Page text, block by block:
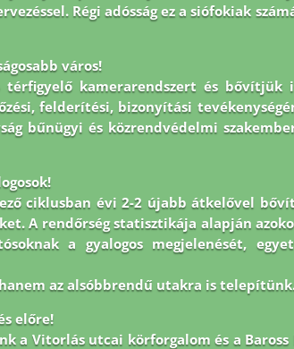
Régi adósság ez a siófokiak
város!
térfigyelő kamerarendszert és bővítjük
felderítési, bizonyítási
bűnügyi és közrendvédelmi
ciklusban évi 2-2 újabb átkelővel
A rendőrség statisztikája alapján
a gyalogos megjelenését,
az alsóbbrendű utakra is
előre!
a Vitorlás utcai körforgalom és a Baross